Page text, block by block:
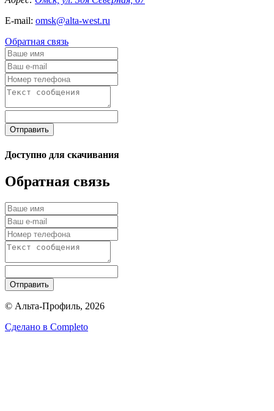
E-mail: omsk@alta-west.ru
Обратная связь
Отправить
Доступно для скачивания
Обратная связь
Отправить
© Альта-Профиль, 2026
Сделано в Completo